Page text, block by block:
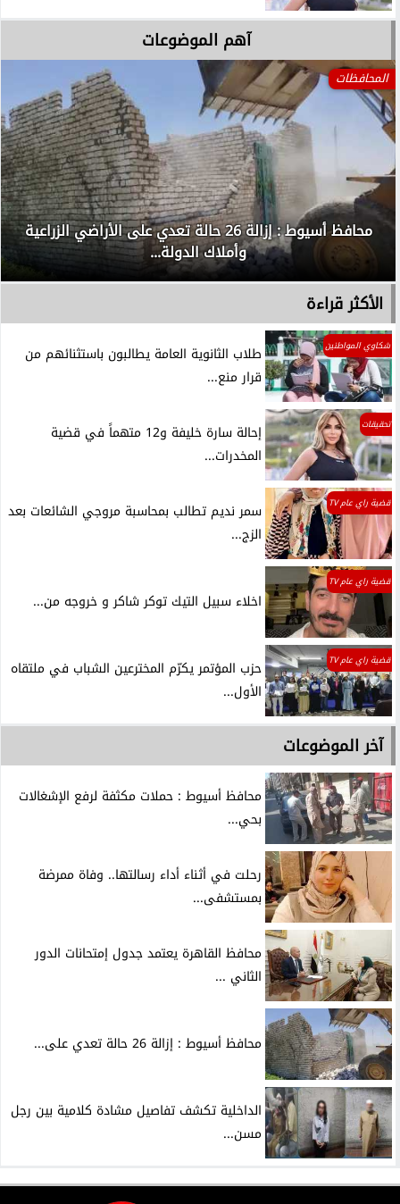
آهم الموضوعات
المحافظات
محافظ أسيوط : إزالة 26 حالة تعدي على الأراضي الزراعية
وأملاك الدولة...
الأكثر قراءة
شكاوي المواطنين
طلاب الثانوية العامة يطالبون باستثنائهم من
قرار منع...
تحقيقات
إحالة سارة خليفة و12 متهماً في قضية
المخدرات...
قضية راي عام TV
سمر نديم تطالب بمحاسبة مروجي الشائعات بعد
الزج...
قضية راي عام TV
اخلاء سبيل التيك توكر شاكر و خروجه من...
قضية راي عام TV
حزب المؤتمر يكرّم المخترعين الشباب في ملتقاه
الأول...
آخر الموضوعات
محافظ أسيوط : حملات مكثفة لرفع الإشغالات
بحي...
رحلت في أثناء أداء رسالتها.. وفاة ممرضة
بمستشفى...
محافظ القاهرة يعتمد جدول إمتحانات الدور
الثاني ...
محافظ أسيوط : إزالة 26 حالة تعدي على...
الداخلية تكشف تفاصيل مشادة كلامية بين رجل
مسن...